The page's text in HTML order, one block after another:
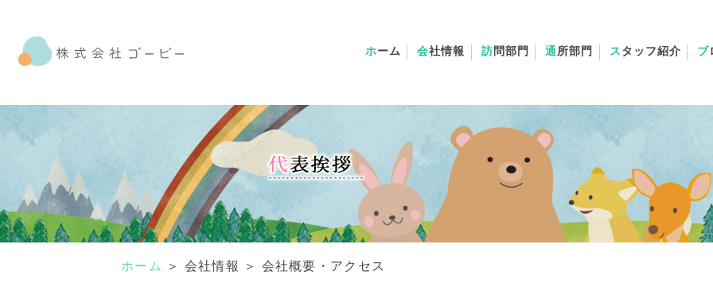
ホーム 会社情報 訪 問部門 通所部門 ス タッフ紹介 ブ
ホーム ＞ 会社情報 ＞ 会社概要・アクセス